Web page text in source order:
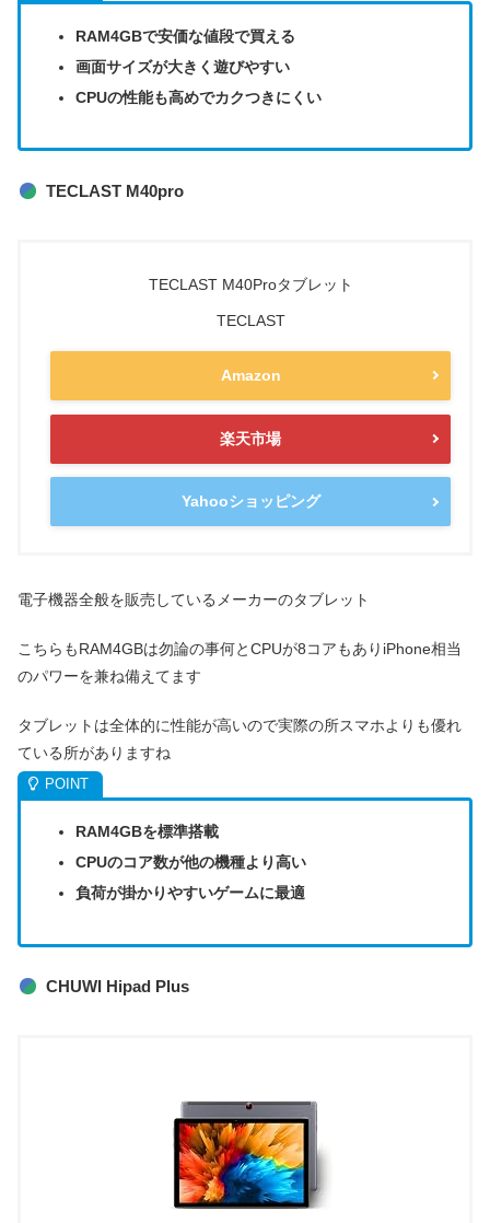
RAM4GBで安価な値段で買える
画面サイズが大きく遊びやすい
CPUの性能も高めでカクつきにくい
TECLAST M40pro
TECLAST M40Proタブレット
TECLAST
Amazon
楽天市場
Yahooショッピング
電子機器全般を販売しているメーカーのタブレット
こちらもRAM4GBは勿論の事何とCPUが8コアもありiPhone相当
のパワーを兼ね備えてます
タブレットは全体的に性能が高いので実際の所スマホよりも優れ
ている所がありますね
RAM4GBを標準搭載
CPUのコア数が他の機種より高い
負荷が掛かりやすいゲームに最適
CHUWI Hipad Plus